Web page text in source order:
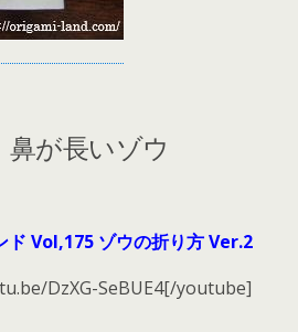
が長いゾウ
ド Vol,175 ゾウの折り方 Ver.2
DzXG-SeBUE4[/youtube]